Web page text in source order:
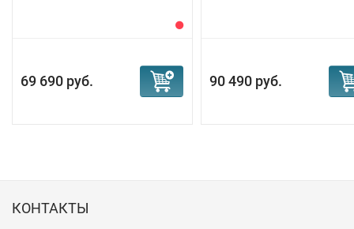
69 690 руб. 90 490 руб.
КОНТАКТЫ